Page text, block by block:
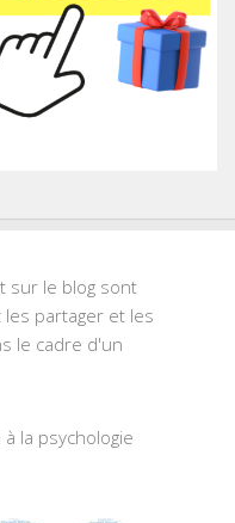
sur le blog sont
les partager et les
le cadre d'un
la psychologie